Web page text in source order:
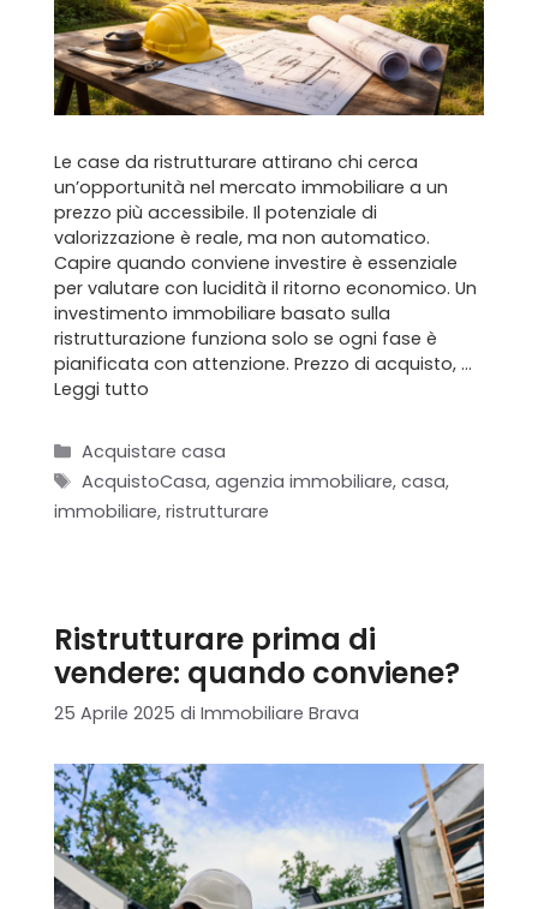
Chi siamo
Il team
Formula BRAVA
Servizi per i clienti
Servizi per gli agenti
I nostri immobili
Le case da ristrutturare attirano chi cerca
un’opportunità nel mercato immobiliare a un
prezzo più accessibile. Il potenziale di
valorizzazione è reale, ma non automatico.
Capire quando conviene investire è essenziale
per valutare con lucidità il ritorno economico. Un
investimento immobiliare basato sulla
ristrutturazione funziona solo se ogni fase è
pianificata con attenzione. Prezzo di acquisto, …
Leggi tutto
Categorie
Acquistare casa
Tag
AcquistoCasa,agenzia immobiliare,casa,
immobiliare, ristrutturare
Ristrutturare prima di
vendere: quando conviene?
25 Aprile 2025 di Immobiliare Brava